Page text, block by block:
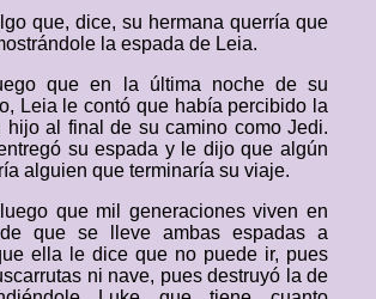
que, dice, su hermana querría que
la espada de Leia.
que en la última noche de su
Leia le contó que había percibido la
hijo al final de su camino como Jedi.
su espada y le dijo que algún
alguien que terminaría su viaje.
que mil generaciones viven en
que se lleve ambas espadas a
ella le dice que no puede ir, pues
ni nave, pues destruyó la de